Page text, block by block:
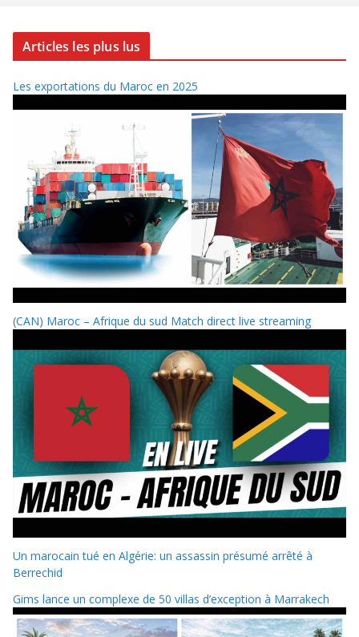
Articles les plus lus
Les exportations du Maroc en 2025
(CAN) Maroc – Afrique du sud Match direct live streaming
Un marocain tué en Algérie: un assassin présumé arrêté à
Berrechid
Gims lance un complexe de 50 villas d’exception à Marrakech